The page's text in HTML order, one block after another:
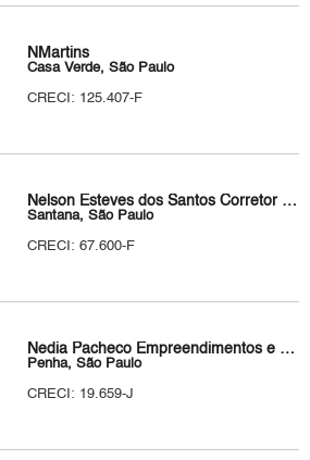
NMartins
Casa Verde, São Paulo
CRECI: 125.407-F
Nelson Esteves dos Santos Corretor de Imóveis
Santana, São Paulo
CRECI: 67.600-F
Nedia Pacheco Empreendimentos e Negócios Imobiliários
Penha, São Paulo
CRECI: 19.659-J